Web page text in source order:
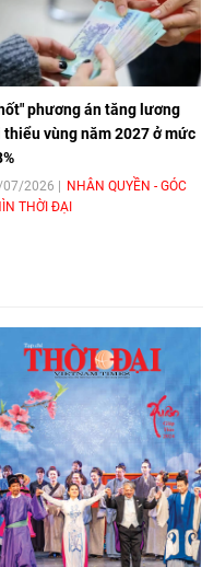
flamenco gắn kết văn
- Tây Ban Nha
Kỷ niệm chương "Vì
nghị giữa các dân tộc"
tại Việt Nam
Việt Nam luôn trân
của nước Nga
giao lưu quốc tế cho học
tại trại hè Artek
phương án tăng lương
thiểu vùng năm 2027 ở mức
07/2026
NHÂN QUYỀN - GÓC
THỜI ĐẠI